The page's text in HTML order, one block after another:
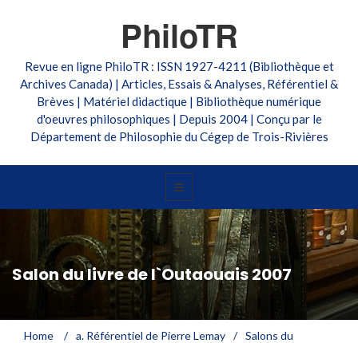
PhiloTR
Revue en ligne PhiloTR : ISSN 1927-4211 (Bibliothèque et
Archives Canada) | Articles, Essais & Analyses, Référentiel &
Brèves | Matériel didactique | Bibliothèque numérique
d'oeuvres philosophiques | Depuis 2004 | Conçu par le
Département de Philosophie du Cégep de Trois-Rivières
Salon du livre de l`Outaouais 2007
Home / a. Référentiel de Pierre Lemay / Salons du